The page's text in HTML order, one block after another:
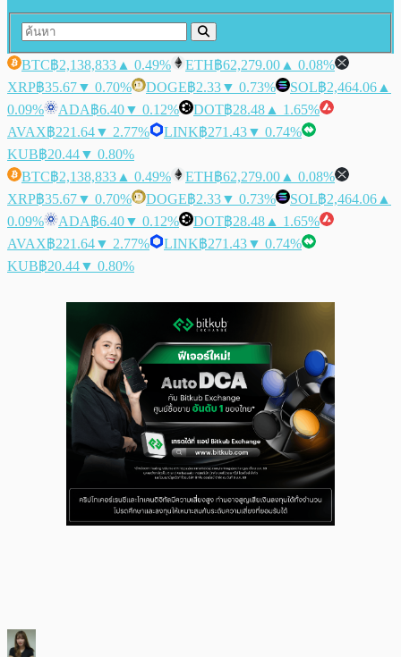
BTC฿2,138,833 ▲ 0.49% ETH฿62,279.00 ▲ 0.08%
XRP฿35.67▼ 0.70% DOGE฿2.33▼ 0.73% SOL฿2,464.06 ▲
0.09%
ADA฿6.40▼ 0.12% DOT฿28.48 ▲ 1.65%
AVAX฿221.64▼ 2.77% LINK฿271.43▼ 0.74%
KUB฿20.44▼ 0.80%
BTC฿2,138,833 ▲ 0.49% ETH฿62,279.00 ▲ 0.08%
XRP฿35.67▼ 0.70% DOGE฿2.33▼ 0.73% SOL฿2,464.06 ▲
0.09%
ADA฿6.40▼ 0.12% DOT฿28.48 ▲ 1.65%
AVAX฿221.64▼ 2.77% LINK฿271.43▼ 0.74%
KUB฿20.44▼ 0.80%